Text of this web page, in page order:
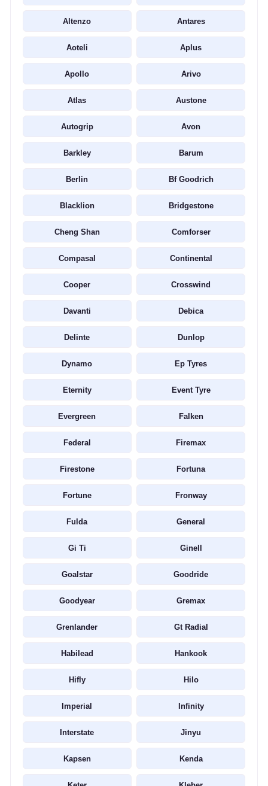
Altenzo Antares
Aoteli Aplus
Apollo Arivo
Atlas Austone
Autogrip Avon
Barkley Barum
Berlin Bf Goodrich
Blacklion Bridgestone
Cheng Shan Comforser
Compasal Continental
Cooper Crosswind
Davanti Debica
Delinte Dunlop
Dynamo Ep Tyres
Eternity Event Tyre
Evergreen Falken
Federal Firemax
Firestone Fortuna
Fortune Fronway
Fulda General
Gi Ti Ginell
Goalstar Goodride
Goodyear Gremax
Grenlander Gt Radial
Habilead Hankook
Hifly Hilo
Imperial Infinity
Interstate Jinyu
Kapsen Kenda